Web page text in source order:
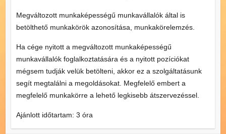
Megváltozott munkaképességű munkavállalók által is
betölthető munkakörök azonosítása, munkakörelemzés.
Ha cége nyitott a megváltozott munkaképességű
munkavállalók foglalkoztatására és a nyitott pozíciókat
mégsem tudják velük betölteni, akkor ez a szolgáltatásunk
segít megtalálni a megoldásokat. Megfelelő embert a
megfelelő munkakörre a lehető legkisebb átszervezéssel.
Ajánlott időtartam: 3 óra